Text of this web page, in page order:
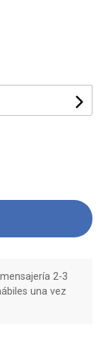
2-3
una vez